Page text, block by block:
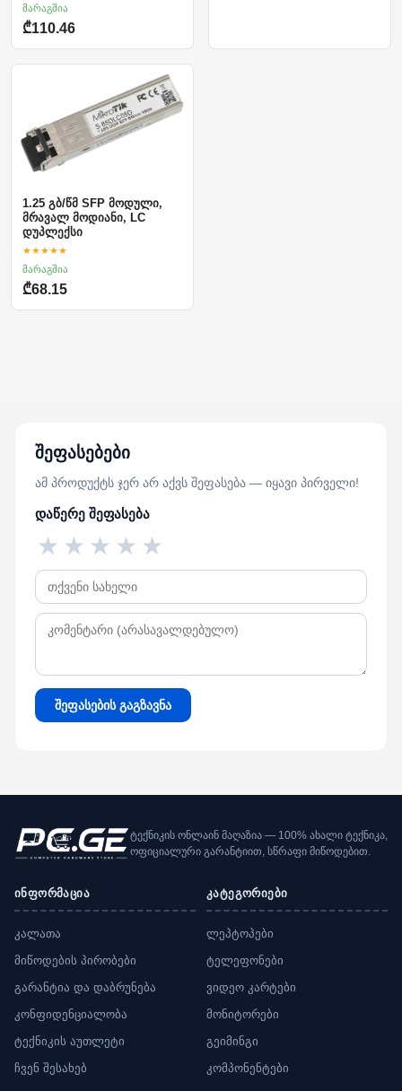
მარაგშია
₾110.46
1.25 გბ/წმ SFP მოდული,
მრავალ მოდიანი, LC
დუპლექსი
★★★★★
მარაგშია
₾68.15
შეფასებები
ამ პროდუქტს ჯერ არ აქვს შეფასება — იყავი პირველი!
დაწერე შეფასება
★
★
★
★
★
შეფასების გაგზავნა
ტექნიკის ონლაინ მაღაზია — 100% ახალი ტექნიკა,
ოფიციალური გარანტიით, სწრაფი მიწოდებით.
ინფორმაცია
კალათა
მიწოდების პირობები
გარანტია და დაბრუნება
კონფიდენციალობა
ტექნიკის აუთლეტი
ჩვენ შესახებ
კატეგორიები
ლეპტოპები
ტელეფონები
ვიდეო კარტები
მონიტორები
გეიმინგი
კომპონენტები